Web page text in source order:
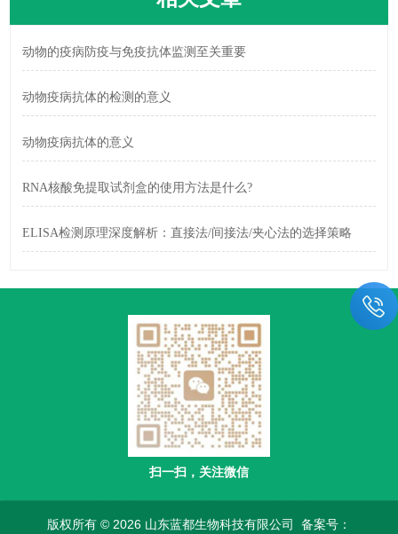
动物的疫病防疫与免疫抗体监测至关重要
动物疫病抗体的检测的意义
动物疫病抗体的意义
RNA核酸免提取试剂盒的使用方法是什么?
ELISA检测原理深度解析：直接法/间接法/夹心法的选择策略
扫一扫，关注微信
版权所有 © 2026 山东蓝都生物科技有限公司 备案号：